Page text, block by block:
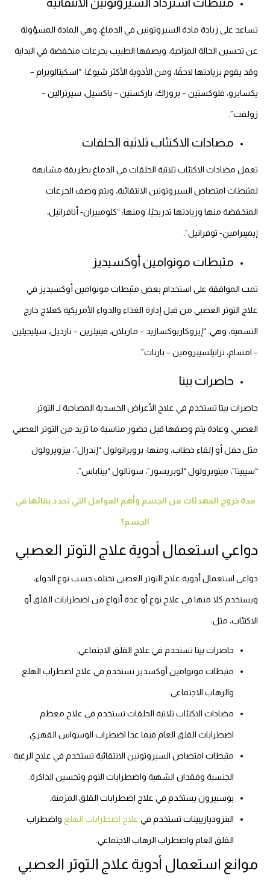
تساعد على زيادة مادة السيروتونين في الدماغ، وهي المادة المسؤولة
عن تحسين الحالة المزاجية، ويصفها الطبيب بجرعات منخفضة في البداية
وقد يقوم بزيادتها لاحقًا، ومن الأدوية الأكثر شيوعًا: “اسكيتالوبرام –
يكسابرو، فلوكستين – بروزاك، باركستين – باكسيل، سيرترالين –
زولفت”.
مضادات الاكتئاب ثلاثية الحلقات
تعمل مضادات الاكتئاب ثلاثية الحلقات في الدماغ بطريقة مشابهة
لمثبطات امتصاص السيروتونين الانتقائية، ويتم وصف الجرعات
المنخفضة منها وزيادتها تدريجيًا، ومنها: “كلومبيران- أنافرانيل،
إيميبرامين- توفرانيل”.
مثبطات مونوامين أوكسيديز
تمت الموافقة على استخدام بعض مثبطات مونوامين أوكسيديز في
علاج التوتر العصبي من قبل إدارة الغذاء والدواء الأمريكية كعلاج خارج
التسمية، وهي: “إيزوكاربوكسازيد – ماربلان، فينيلزين – نارديل، سيليجيلين
– امسام، ترانيلسيبرومين – بارنات”.
حاصرات بيتا
حاصرات بيتا تستخدم في علاج الأعراض الجسدية المصاحبة لـ التوتر
العصبي، وعادة يتم وصفها قبل حضور مناسبة ما تزيد من التوتر العصبي
مثل حفل أو إلقاء خطاب، ومنها: بروبرانولول “إندرال”، بیزوپرولول
“سيبيتا”، ميتوبرولول “لوبريسور”، سوتالول “بيتاباس”.
مدة خروج المهدئات من الجسم وأهم العوامل التي تحدد بقائها في
الجسم؟
دواعي استعمال أدوية علاج التوتر العصبي
دواعي استعمال أدوية علاج التوتر العصبي تختلف حسب نوع الدواء،
ويستخدم كلا منها في علاج نوع أو عدة أنواع من اضطرابات القلق أو
الاكتئاب، مثل:
حاصرات بيتا تستخدم في علاج القلق الاجتماعي.
مثبطات مونوامين أوكسديز تستخدم في علاج اضطراب الهلع
والرهاب الاجتماعي.
مضادات الاكتئاب ثلاثية الحلقات تستخدم في علاج معظم
اضطرابات القلق العام فيما عدا اضطراب الوسواس القهري.
مثبطات امتصاص السيروتونين الانتقائية تستخدم في علاج الرغبة
الجنسية وفقدان الشهية واضطرابات النوم وتحسين الذاكرة.
بوسبيرون يستخدم في علاج اضطرابات القلق المزمنة.
البنزوديازيبينات تستخدم في علاج اضطرابات الهلع واضطراب
القلق العام واضطراب الرهاب الاجتماعي.
موانع استعمال أدوية علاج التوتر العصبي